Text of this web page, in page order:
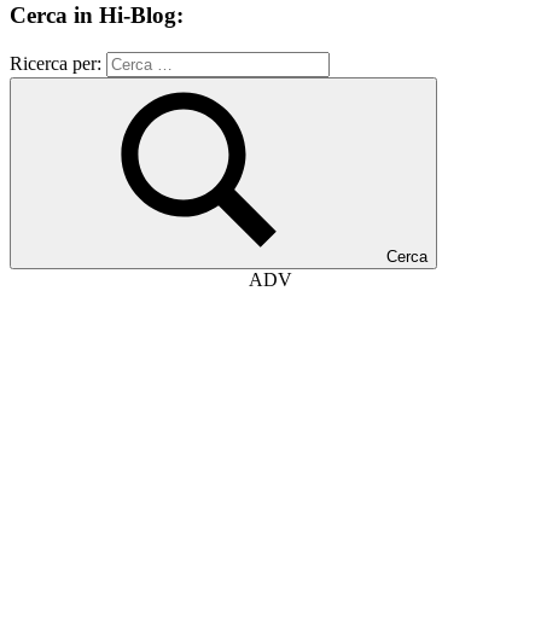
Cerca in Hi-Blog:
Ricerca per:
Cerca
ADV